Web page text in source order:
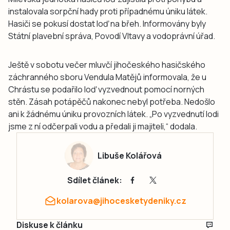
instalovala sorpční hady proti případnému úniku látek.
Hasiči se pokusí dostat loď na břeh. Informovány byly
Státní plavební správa, Povodí Vltavy a vodoprávní úřad.
Ještě v sobotu večer mluvčí jihočeského hasičského
záchranného sboru Vendula Matějů informovala, že u
Chrástu se podařilo loď vyzvednout pomocí norných
stěn. Zásah potápěčů nakonec nebyl potřeba. Nedošlo
ani k žádnému úniku provozních látek. „Po vyzvednutí lodi
jsme z ní odčerpali vodu a předali ji majiteli,“ dodala.
Libuše Kolářová
Sdílet článek:
kolarova@jihocesketydeniky.cz
Diskuse k článku